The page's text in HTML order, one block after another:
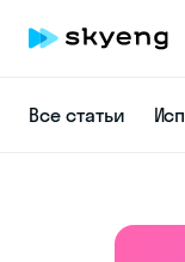
Все статьи